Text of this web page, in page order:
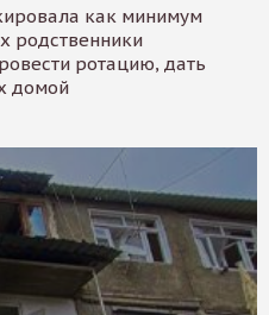
как минимум
родственники
ротацию, дать
домой